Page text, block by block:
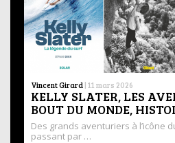
Vincent Girard | 11 mars 2026
KELLY SLATER, LES
BOUT DU MONDE,
Des grands aventuriers à l’icône
passant par …